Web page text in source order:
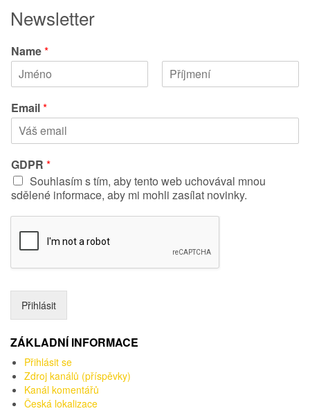
Newsletter
Name*
K
ř
e
n
í
j
m
é
n
o
P
e
Email*
GDPR *
Souhlasím s tím, aby tento web uchovával mnou
sdělené informace, aby mi mohli zasílat novinky.
Přihlásit
ZÁKLADNÍ INFORMACE
Přihlásit se
Zdroj kanálů (příspěvky)
Kanál komentářů
Česká lokalizace